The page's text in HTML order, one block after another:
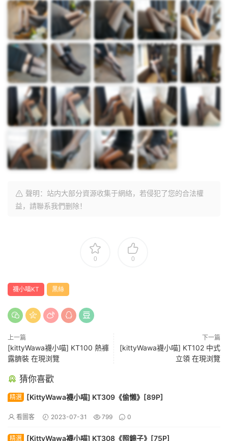
聲明：站内大部分資源收集于網絡，若侵犯了您的合法權
益，請聯系我們删除！
0 0
襪小喵KT 黑絲
上一篇
[kittyWawa襪小喵] KT100 熱褲
露臍裝 在現浏覽
下一篇
[kittyWawa襪小喵] KT102 中式
立領 在現浏覽
猜你喜歡
精選 [KittyWawa襪小喵] KT309《偷懶》[89P]
看圖客 2023-07-31 799 0
精選 [KittyWawa襪小喵] KT308《照鏡子》[75P]